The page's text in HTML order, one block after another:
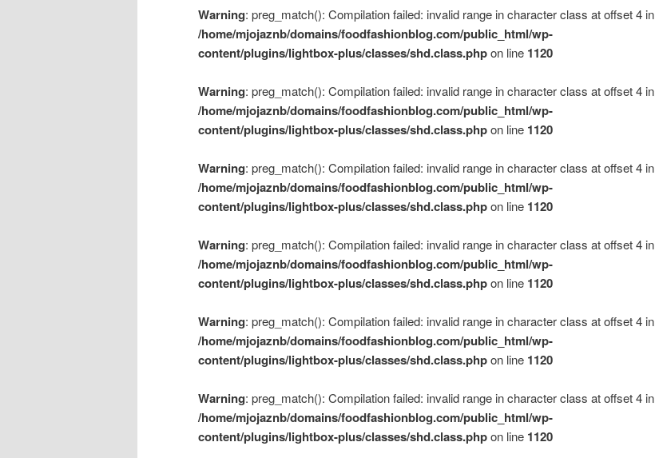
Warning: preg_match(): Compilation failed: invalid range in character class at offset 4 in
/home/mjojaznb/domains/foodfashionblog.com/public_html/wp-
content/plugins/lightbox-plus/classes/shd.class.phpon line 1120
Warning: preg_match(): Compilation failed: invalid range in character class at offset 4 in
/home/mjojaznb/domains/foodfashionblog.com/public_html/wp-
content/plugins/lightbox-plus/classes/shd.class.phpon line 1120
Warning: preg_match(): Compilation failed: invalid range in character class at offset 4 in
/home/mjojaznb/domains/foodfashionblog.com/public_html/wp-
content/plugins/lightbox-plus/classes/shd.class.phpon line 1120
Warning: preg_match(): Compilation failed: invalid range in character class at offset 4 in
/home/mjojaznb/domains/foodfashionblog.com/public_html/wp-
content/plugins/lightbox-plus/classes/shd.class.phpon line 1120
Warning: preg_match(): Compilation failed: invalid range in character class at offset 4 in
/home/mjojaznb/domains/foodfashionblog.com/public_html/wp-
content/plugins/lightbox-plus/classes/shd.class.phpon line 1120
Warning: preg_match(): Compilation failed: invalid range in character class at offset 4 in
/home/mjojaznb/domains/foodfashionblog.com/public_html/wp-
content/plugins/lightbox-plus/classes/shd.class.phpon line 1120